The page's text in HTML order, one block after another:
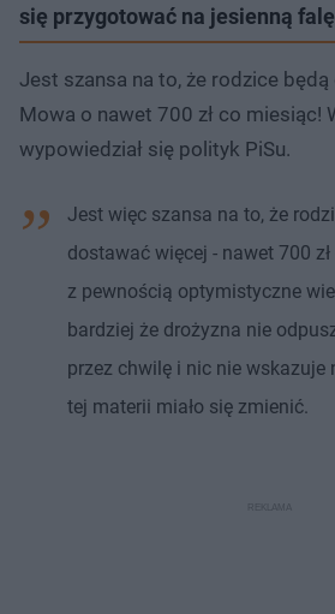
się przygotować na jesienną
Jest szansa na to, że rodzice
Mowa o nawet 700 zł co miesiąc!
wypowiedział się polityk PiSu.
Jest więc szansa na to, że
dostawać więcej - nawet 700
z pewnością optymistyczne
bardziej że drożyzna nie
przez chwilę i nic nie wskazuje
tej materii miało się zmienić.